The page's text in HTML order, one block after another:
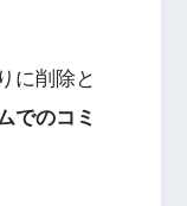
に削除と
でのコミ